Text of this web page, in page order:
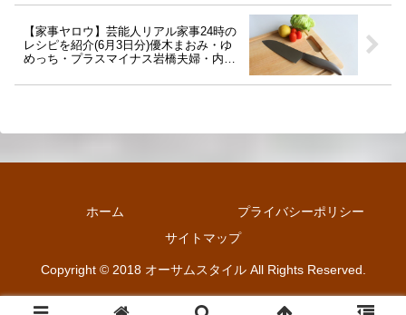
【家事ヤロウ】芸能人リアル家事24時の
レシピを紹介(6月3日分)優木まおみ・ゆ
めっち・プラスマイナス岩橋夫婦・内藤
ホーム
プライバシーポリシー
サイトマップ
Copyright © 2018 オーサムスタイル All Rights Reserved.